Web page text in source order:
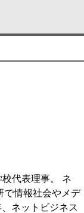
代表理事。 ネ
で情報社会やメデ
ネットビジネス